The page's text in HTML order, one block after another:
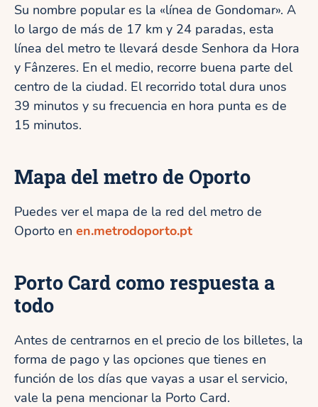
Su nombre popular es la «línea de Gondomar». A
lo largo de más de 17 km y 24 paradas, esta
línea del metro te llevará desde Senhora da Hora
y Fânzeres. En el medio, recorre buena parte del
centro de la ciudad. El recorrido total dura unos
39 minutos y su frecuencia en hora punta es de
15 minutos.
Mapa del metro de Oporto
Puedes ver el mapa de la red del metro de
Oporto en en.metrodoporto.pt
Porto Card como respuesta a
todo
Antes de centrarnos en el precio de los billetes, la
forma de pago y las opciones que tienes en
función de los días que vayas a usar el servicio,
vale la pena mencionar la Porto Card.